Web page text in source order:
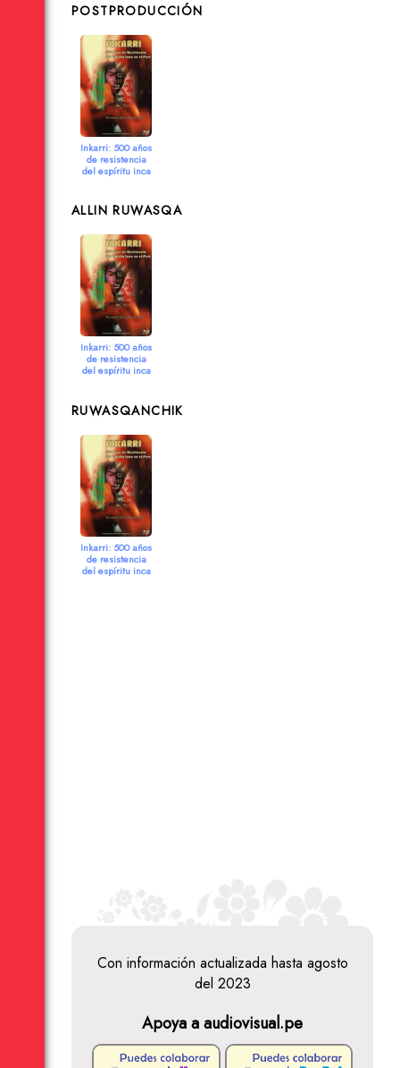
POSTPRODUCCIÓN
Inkarri: 500 años
de resistencia
del espíritu inca
ALLIN RUWASQA
Inkarri: 500 años
de resistencia
del espíritu inca
RUWASQANCHIK
Inkarri: 500 años
de resistencia
del espíritu inca
Con información actualizada hasta agosto
del 2023
Apoya a audiovisual.pe